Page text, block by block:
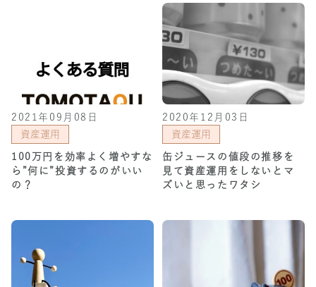
2021年09月08日
資産運用
100万円を効率よく増やすな
ら”何に”投資するのがいい
の？
2020年12月03日
資産運用
缶ジュースの値段の推移を
見て資産運用をしないとマ
ズいと思ったワタシ